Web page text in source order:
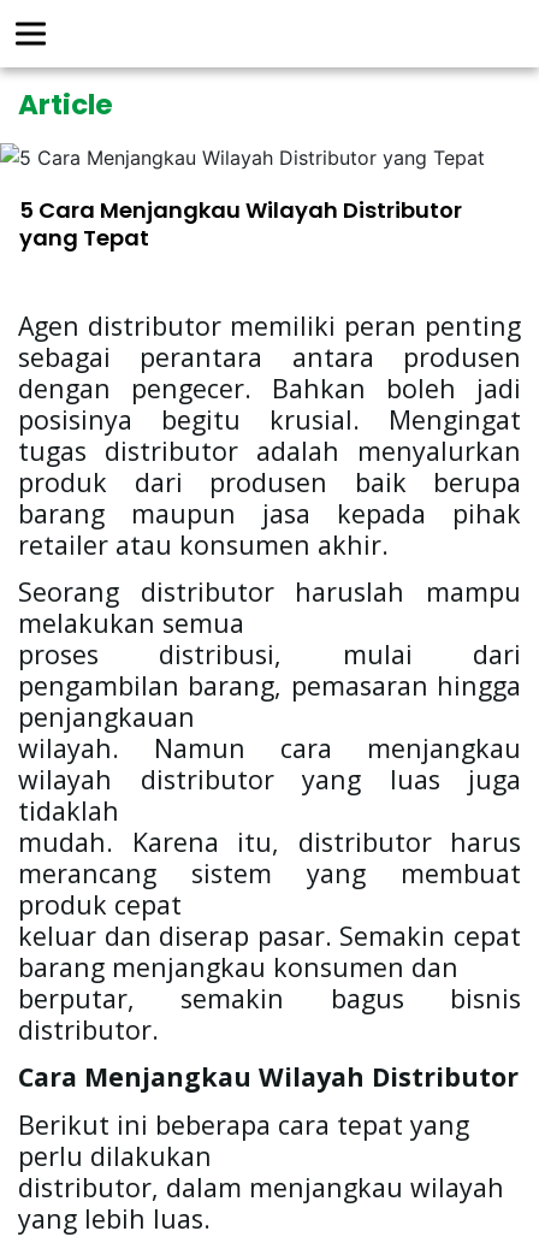
Article
5 Cara Menjangkau Wilayah Distributor
yang Tepat
Agen distributor memiliki peran penting
sebagai perantara antara produsen
dengan pengecer. Bahkan boleh jadi
posisinya begitu krusial. Mengingat
tugas distributor adalah menyalurkan
produk dari produsen baik berupa
barang maupun jasa kepada pihak
retailer atau konsumen akhir.
Seorang distributor haruslah mampu
melakukan semua
proses distribusi, mulai dari
pengambilan barang, pemasaran hingga
penjangkauan
wilayah. Namun cara menjangkau
wilayah distributor yang luas juga
tidaklah
mudah. Karena itu, distributor harus
merancang sistem yang membuat
produk cepat
keluar dan diserap pasar. Semakin cepat
barang menjangkau konsumen dan
berputar, semakin bagus bisnis
distributor.
Cara Menjangkau Wilayah Distributor
Berikut ini beberapa cara tepat yang
perlu dilakukan
distributor, dalam menjangkau wilayah
yang lebih luas.